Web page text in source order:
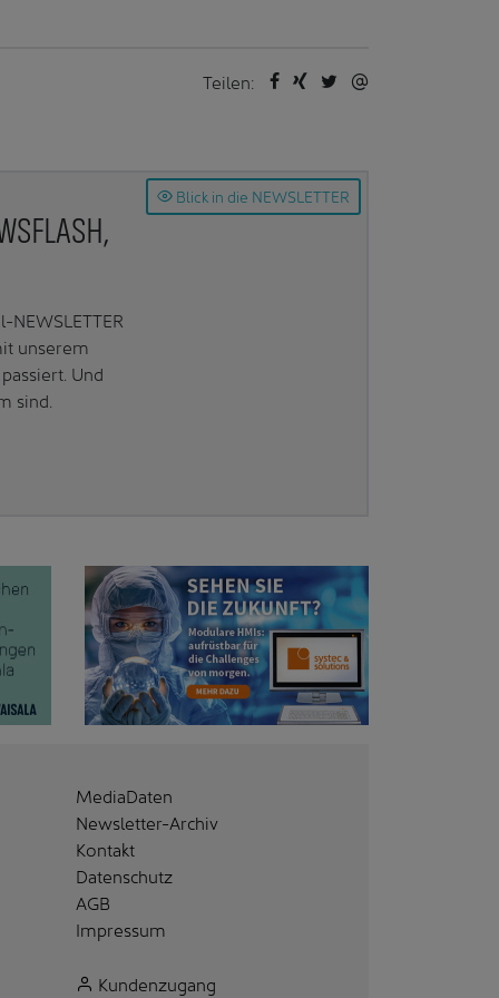
Teilen:
Blick in die NEWSLETTER
unserem
Und
sind.
MediaDaten
Newsletter-Archiv
Kontakt
Datenschutz
AGB
Impressum
Kundenzugang